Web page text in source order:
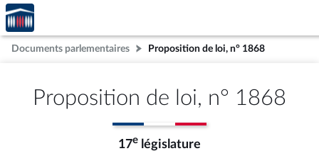
Aller au contenu
Aller en bas de la page
Accèder
à la
page
d'accueil
Documents parlementaires Proposition de loi, n° 1868
Proposition de loi, n° 1868
17e législature